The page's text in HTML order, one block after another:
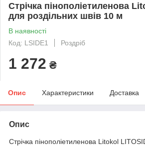
Стрічка пінополіетиленова
для роздільних швів 10 м
В наявності
Код: LSIDE1
Роздріб
1 272 ₴
Опис Характеристики Доставка
Опис
Стрічка пінополіетиленова Litokol